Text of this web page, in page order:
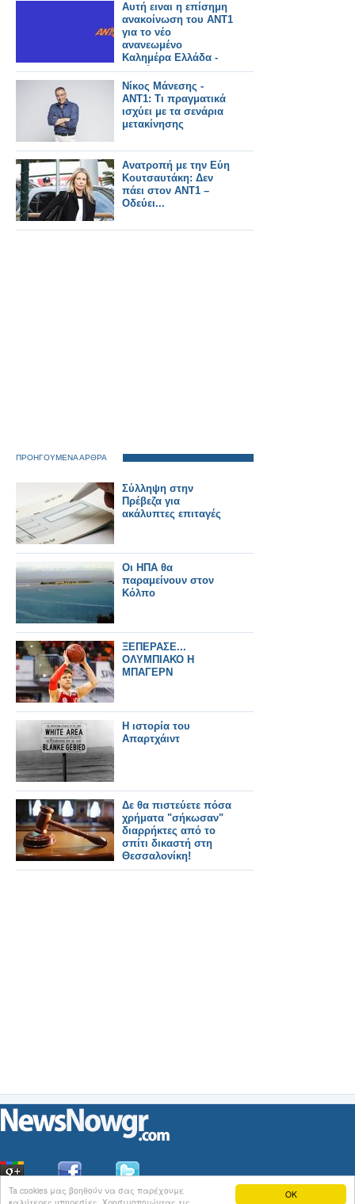
OK
Ta cookies μας βοηθούν να σας παρέχουμε
Αυτή ειναι η επίσημη
ανακοίνωση του ΑΝΤ1
για το νέο
ανανεωμένο
Καλημέρα Ελλάδα -
Αυτοί θα το
παρουσιάζουν
Νίκος Μάνεσης -
ΑΝΤ1: Τι πραγματικά
ισχύει με τα σενάρια
μετακίνησης
Ανατροπή με την Εύη
Κουτσαυτάκη: Δεν
πάει στον ΑΝΤ1 –
Οδεύει...
ΠΡΟΗΓΟΥΜΕΝΑ ΑΡΘΡΑ
Σύλληψη στην
Πρέβεζα για
ακάλυπτες επιταγές
Οι ΗΠΑ θα
παραμείνουν στον
Κόλπο
ΞΕΠΕΡΑΣΕ...
ΟΛΥΜΠΙΑΚΟ Η
ΜΠΑΓΕΡΝ
Η ιστορία του
Απαρτχάιντ
Δε θα πιστεύετε πόσα
χρήματα "σήκωσαν"
διαρρήκτες από το
σπίτι δικαστή στη
Θεσσαλονίκη!